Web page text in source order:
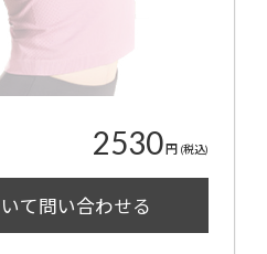
2530円 (税込)